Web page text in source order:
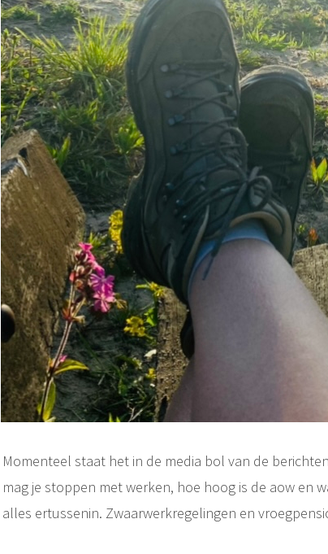
Momenteel staat het in de media bol van de
mag je stoppen met werken, hoe hoog is de aow en
alles ertussenin. Zwaarwerkregelingen en